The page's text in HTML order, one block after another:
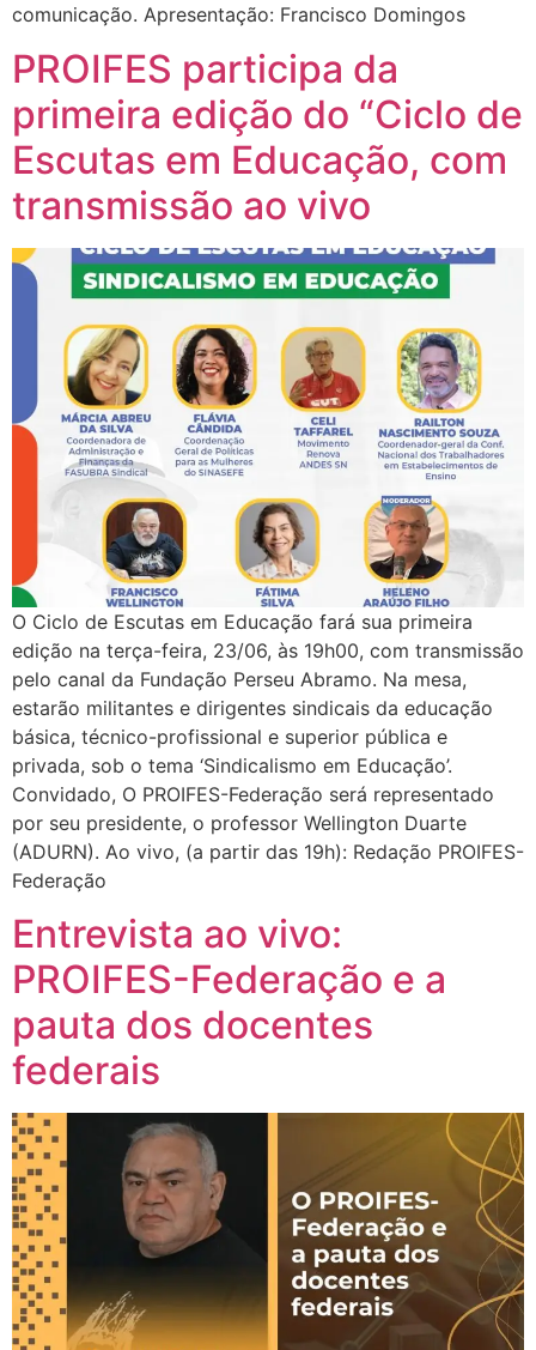
comunicação. Apresentação: Francisco Domingos
PROIFES participa da
primeira edição do “Ciclo de
Escutas em Educação, com
transmissão ao vivo
O Ciclo de Escutas em Educação fará sua primeira
edição na terça-feira, 23/06, às 19h00, com transmissão
pelo canal da Fundação Perseu Abramo. Na mesa,
estarão militantes e dirigentes sindicais da educação
básica, técnico-profissional e superior pública e
privada, sob o tema ‘Sindicalismo em Educação’.
Convidado, O PROIFES-Federação será representado
por seu presidente, o professor Wellington Duarte
(ADURN). Ao vivo, (a partir das 19h): Redação PROIFES-
Federação
Entrevista ao vivo:
PROIFES-Federação e a
pauta dos docentes
federais